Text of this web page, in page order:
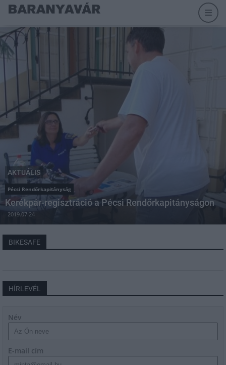
AKTUÁLIS
Pécsi Rendőrkapitányság
Kerékpár-regisztráció a Pécsi Rendőrkapitányságon
2019.07.24
BIKESAFE
HÍRLEVÉL
Név
E-mail cím